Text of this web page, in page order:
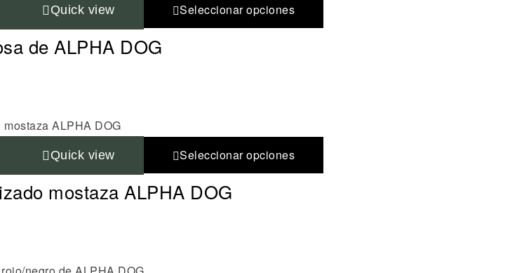
Quick view Seleccionar opciones
de ALPHA DOG
Quick view Seleccionar opciones
mostaza ALPHA DOG